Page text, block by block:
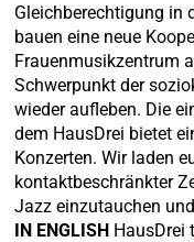
Gleichberechtigung in
bauen eine neue
Frauenmusikzentrum
Schwerpunkt der
wieder aufleben. Die
dem HausDrei bietet
Konzerten. Wir laden
kontaktbeschränkter
Jazz einzutauchen
IN ENGLISH HausDrei